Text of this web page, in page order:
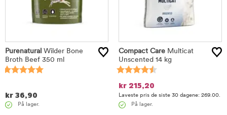
Purenatural Wilder Bone
Broth Beef 350 ml
kr 36,90
På lager.
Compact Care Multicat
Unscented 14 kg
kr 215,20
Laveste pris de siste 30 dagene: 269.00.
På lager.